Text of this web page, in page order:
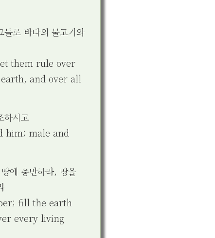
로 바다의 물고기와
them rule over
and over all
하시고
him; male and
에 충만하라, 땅을
fill the earth
every living